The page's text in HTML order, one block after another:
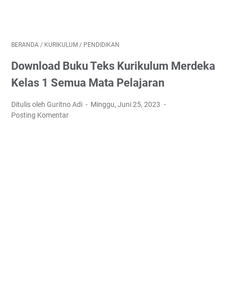
BERANDA / KURIKULUM / PENDIDIKAN
Download Buku Teks Kurikulum Merdeka
Kelas 1 Semua Mata Pelajaran
Ditulis oleh Guritno Adi
Minggu, Juni 25, 2023
Posting Komentar